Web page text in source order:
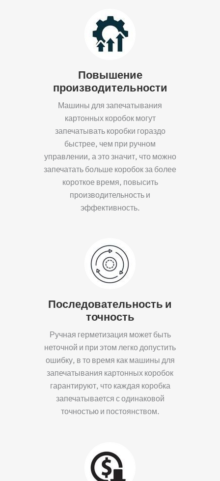
Повышение
производительности
Машины для запечатывания
картонных коробок могут
запечатывать коробки гораздо
быстрее, чем при ручном
управлении, а это значит, что можно
запечатать больше коробок за более
короткое время, повысить
производительность и
эффективность.
Последовательность и
точность
Ручная герметизация может быть
неточной и при этом легко допустить
ошибку, в то время как машины для
запечатывания картонных коробок
гарантируют, что каждая коробка
запечатывается с одинаковой
точностью и постоянством.